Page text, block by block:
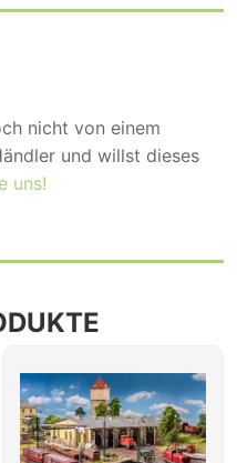
nicht von einem
und willst dieses
uns!